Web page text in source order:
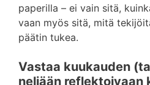
paperilla – ei vain sitä,
vaan myös sitä, mitä
päätin tukea.
Vastaa kuukauden
neljään reflektoivaan